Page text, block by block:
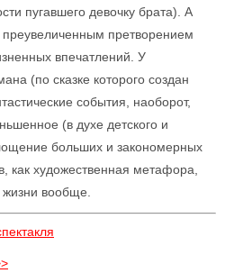
пугавшего девочку брата). А
преувеличенным претворением
впечатлений. У
(по сказке которого создан
события, наоборот,
(в духе детского и
больших и закономерных
как художественная метафора,
вообще.